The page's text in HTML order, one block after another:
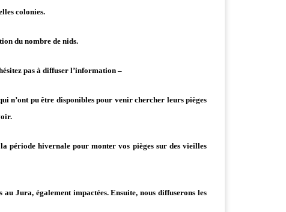
colonies.
du nombre de nids.
pas à diffuser l’information –
n’ont pu être disponibles pour venir chercher leurs pièges
période hivernale pour monter vos pièges sur des vieilles
au Jura, également impactées.Ensuite, nous diffuserons les